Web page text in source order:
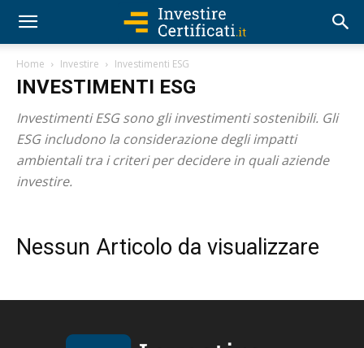
Home Investire Investimenti ESG
INVESTIMENTI ESG
Investimenti ESG sono gli investimenti sostenibili. Gli
ESG includono la considerazione degli impatti
ambientali tra i criteri per decidere in quali aziende
investire.
Nessun Articolo da visualizzare